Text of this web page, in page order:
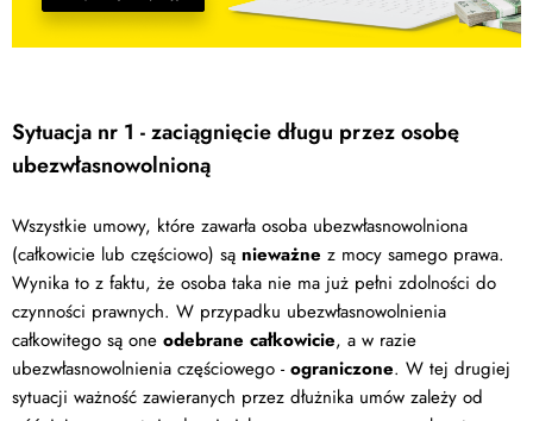
Sytuacja nr 1 - zaciągnięcie długu przez osobę
ubezwłasnowolnioną
Wszystkie umowy, które zawarła osoba ubezwłasnowolniona
(całkowicie lub częściowo) są nieważne z mocy samego prawa.
Wynika to z faktu, że osoba taka nie ma już pełni zdolności do
czynności prawnych. W przypadku ubezwłasnowolnienia
całkowitego są one odebrane całkowicie, a w razie
ubezwłasnowolnienia częściowego - ograniczone. W tej drugiej
sytuacji ważność zawieranych przez dłużnika umów zależy od